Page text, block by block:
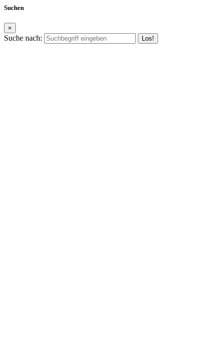
Suchen
×
Suche nach: